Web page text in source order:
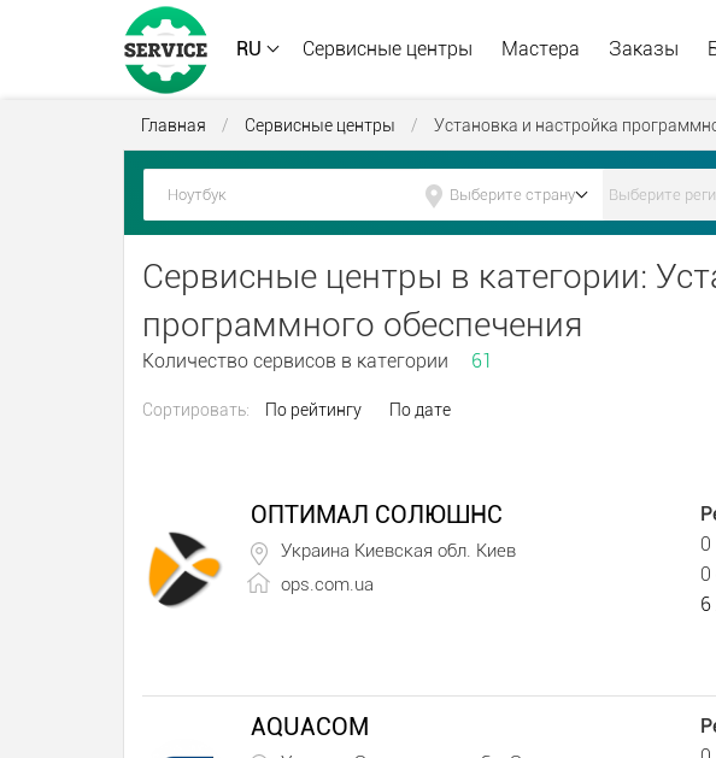
RU Сервисные центры Мастера Заказы
Главная / Сервисные центры / Установка и настройка
Сервисные центры в категории:
программного обеспечения
Количество сервисов в категории 61
Сортировать: По рейтингу По дате
ОПТИМАЛ СОЛЮШНС
Украина Киевская обл. Киев
ops.com.ua
0
6
AQUACOM